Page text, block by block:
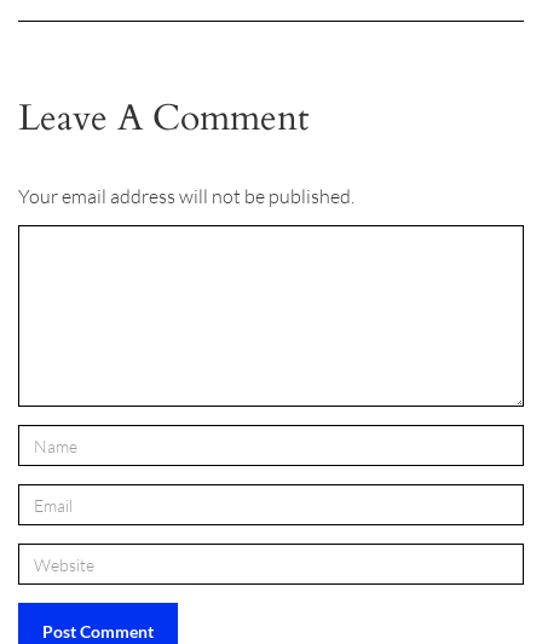
Leave A Comment
Your email address will not be published.